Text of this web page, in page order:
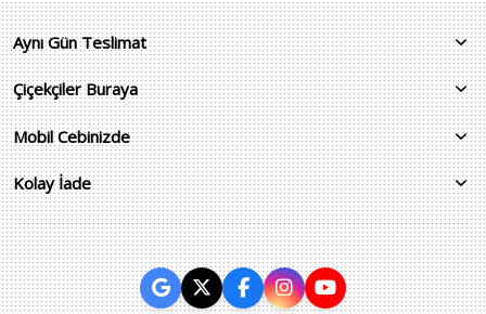
Aynı Gün Teslimat
Çiçekçiler Buraya
Mobil Cebinizde
Kolay İade